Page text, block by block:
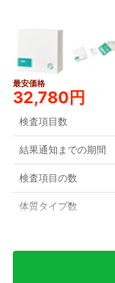
最安価格
32,780円
検査項目数
結果通知までの期間
検査項目の数
体質タイプ数